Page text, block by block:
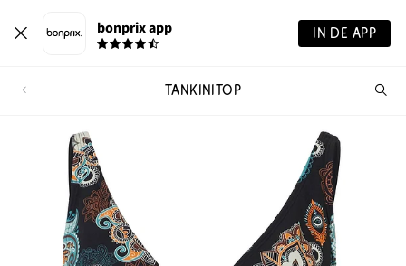
bonprix app IN DE APP
TANKINITOP